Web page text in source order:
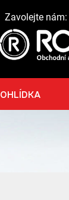
Zavolejte nám: